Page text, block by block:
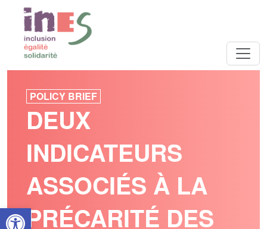
Open toolbar
POLICY BRIEF
DEUX
INDICATEURS
ASSOCIÉS À LA
PRÉCARITÉ DES